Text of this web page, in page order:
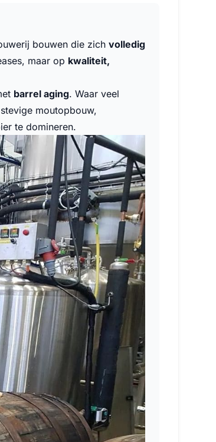
bouwen die zich volledig
maar op kwaliteit,
barrel aging. Waar veel
moutopbouw,
te domineren.